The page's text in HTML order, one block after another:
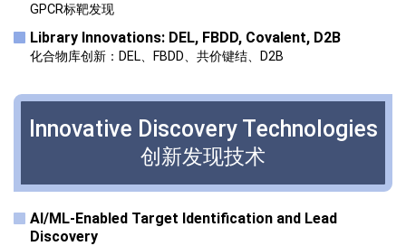
GPCR标靶发现
Library Innovations: DEL, FBDD, Covalent, D2B
化合物库创新：DEL、FBDD、共价键结、D2B
Innovative Discovery Technologies
创新发现技术
Al/ML-Enabled Target Identification and Lead
Discovery